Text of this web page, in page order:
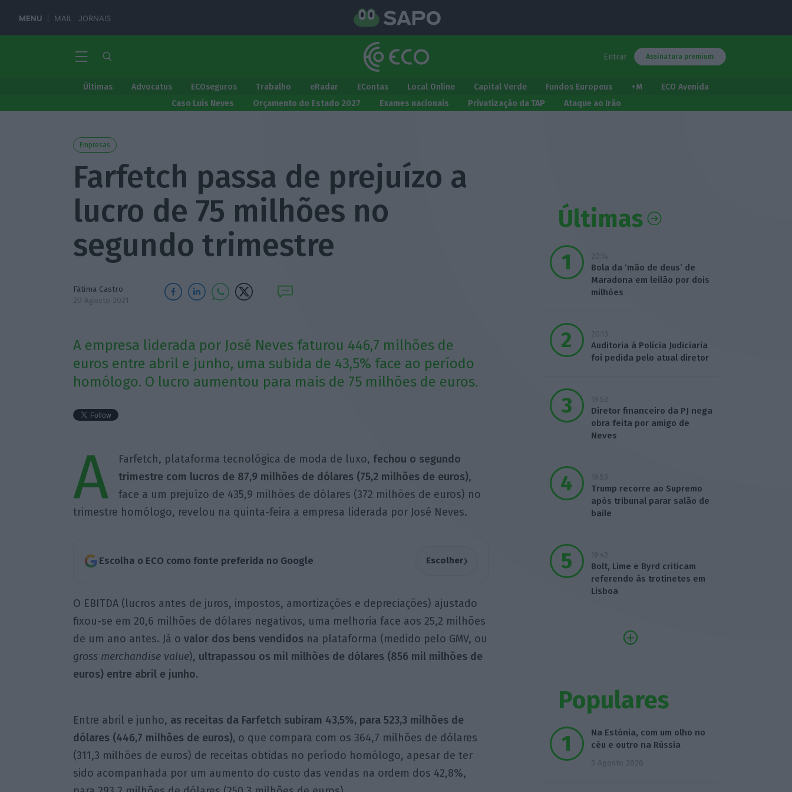
MENU MAIL JORNAIS
Entrar Assinatura premium
Últimas Advocatus ECOseguros Trabalho eRadar EContas Local Online Capital Verde Fundos Europeus +M
ECO Avenida
Caso Luís Neves
Orçamento do Estado 2027 Exames nacionais Privatização da TAP Ataque ao Irão
Empresas
Farfetch passa de prejuízo a
lucro de 75 milhões no
segundo trimestre
Fátima Castro
20 Agosto 2021
A empresa liderada por José Neves faturou 446,7 milhões de
euros entre abril e junho, uma subida de 43,5% face ao período
homólogo. O lucro aumentou para mais de 75 milhões de euros.
A Farfetch, plataforma tecnológica de moda de luxo, fechou o segundo
trimestre com lucros de 87,9 milhões de dólares (75,2 milhões de euros),
face a um prejuízo de 435,9 milhões de dólares (372 milhões de euros) no
trimestre homólogo, revelou na quinta-feira a empresa liderada por José Neves.
Escolha o ECO como fonte preferida no Google Escolher›
O EBITDA (lucros antes de juros, impostos, amortizações e depreciações) ajustado
fixou-se em 20,6 milhões de dólares negativos, uma melhoria face aos 25,2 milhões
de um ano antes. Já o valor dos bens vendidos na plataforma (medido pelo GMV, ou
gross merchandise value), ultrapassou os mil milhões de dólares (856 mil milhões de
euros) entre abril e junho.
Entre abril e junho, as receitas da Farfetch subiram 43,5%, para 523,3 milhões de
dólares (446,7 milhões de euros), o que compara com os 364,7 milhões de dólares
(311,3 milhões de euros) de receitas obtidas no período homólogo, apesar de ter
sido acompanhada por um aumento do custo das vendas na ordem dos 42,8%,
Últimas
20:14
Bola da ‘mão de deus’ de
Maradona em leilão por dois
milhões
20:13
Auditoria à Polícia Judiciaria
foi pedida pelo atual diretor
19:53
Diretor financeiro da PJ nega
obra feita por amigo de
Neves
19:53
Trump recorre ao Supremo
após tribunal parar salão de
baile
19:42
Bolt, Lime e Byrd criticam
referendo às trotinetes em
Lisboa
Populares
Na Estónia, com um olho no
céu e outro na Rússia
3 Agosto 2026